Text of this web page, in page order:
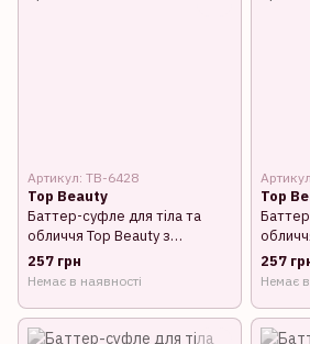
Артикул: TB-6428
Top Beauty
Баттер-суфле для тіла та
обличчя Top Beauty з
ароматом малини 150 мл
257 грн
Немає в наявності
Top
257
Немає